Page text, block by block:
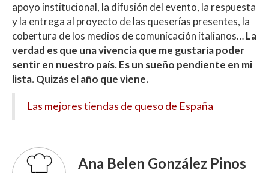
apoyo institucional, la difusión del evento, la respuesta
y la entrega al proyecto de las queserías presentes, la
cobertura de los medios de comunicación italianos…La
verdad es que una vivencia que me gustaría poder
sentir en nuestro país. Es un sueño pendiente en mi
lista. Quizás el año que viene.
Las mejores tiendas de queso de España
Ana Belen González Pinos